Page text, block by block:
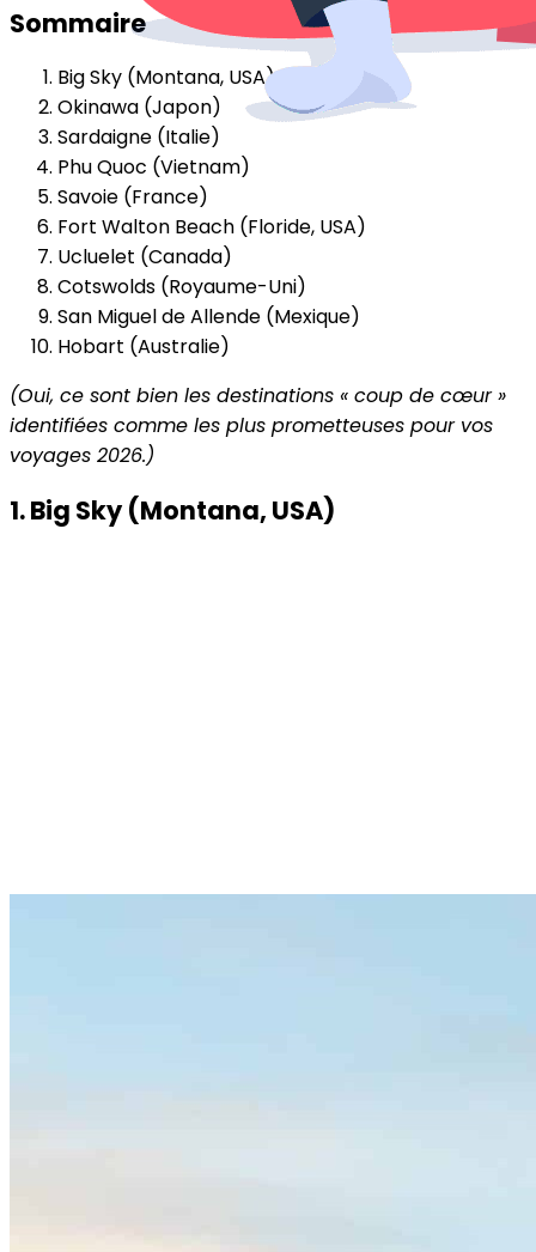
Sommaire
Big Sky (Montana, USA)
Okinawa (Japon)
Sardaigne (Italie)
Phu Quoc (Vietnam)
Savoie (France)
Fort Walton Beach (Floride, USA)
Ucluelet (Canada)
Cotswolds (Royaume-Uni)
San Miguel de Allende (Mexique)
Hobart (Australie)
(Oui, ce sont bien les destinations « coup de cœur »
identifiées comme les plus prometteuses pour vos
voyages 2026.)
1. Big Sky (Montana, USA)